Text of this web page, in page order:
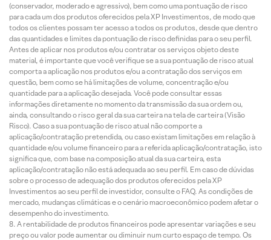
(conservador, moderado e agressivo), bem como uma pontuação de risco
para cada um dos produtos oferecidos pela XP Investimentos, de modo que
todos os clientes possam ter acesso a todos os produtos, desde que dentro
das quantidades e limites da pontuação de risco definidas para o seu perfil.
Antes de aplicar nos produtos e/ou contratar os serviços objeto deste
material, é importante que você verifique se a sua pontuação de risco atual
comporta a aplicação nos produtos e/ou a contratação dos serviços em
questão, bem como se há limitações de volume, concentração e/ou
quantidade para a aplicação desejada. Você pode consultar essas
informações diretamente no momento da transmissão da sua ordem ou,
ainda, consultando o risco geral da sua carteira na tela de carteira (Visão
Risco). Caso a sua pontuação de risco atual não comporte a
aplicação/contratação pretendida, ou caso existam limitações em relação à
quantidade e/ou volume financeiro para a referida aplicação/contratação, isto
significa que, com base na composição atual da sua carteira, esta
aplicação/contratação não está adequada ao seu perfil. Em caso de dúvidas
sobre o processo de adequação dos produtos oferecidos pela XP
Investimentos ao seu perfil de investidor, consulte o FAQ. As condições de
mercado, mudanças climáticas e o cenário macroeconômico podem afetar o
desempenho do investimento.
A rentabilidade de produtos financeiros pode apresentar variações e seu
preço ou valor pode aumentar ou diminuir num curto espaço de tempo. Os